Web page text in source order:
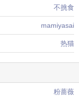
不挑食
mamiyasai
热猫
粉蔷薇